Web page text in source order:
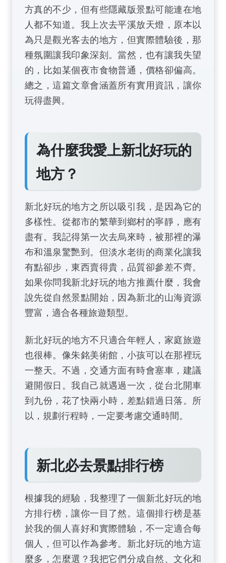
方真的不少，但有些隱藏版景點可能連在地
人都不知道。我上次去平溪放天燈，原本以
為只是觀光客去的地方，但實際體驗後，那
種氛圍讓我印象深刻。當然，也有讓我失望
的，比如某個夜市食物普通，價格卻偏高。
總之，這篇文章會涵蓋所有實用資訊，讓你
玩得盡興。
為什麼我愛上新北好玩的
地方？
新北好玩的地方之所以吸引我，是因為它的
多樣性。從都市的繁華到鄉村的寧靜，應有
盡有。我記得第一次去烏來時，被那裡的瀑
布和溫泉驚艷到。但淡水老街的商業化讓我
有點卻步，東西賣得貴，品質卻參差不齊。
如果你問我新北好玩的地方推薦什麼，我會
說先從自然景點開始，因為新北的山海資源
豐富，適合各種旅遊類型。
新北好玩的地方不只適合年輕人，家庭旅遊
也很棒。像朱銘美術館，小孩可以在那裡玩
一整天。不過，交通方面有時會塞車，建議
避開假日。我自己就遇過一次，從台北開車
到九份，花了快兩小時，差點錯過日落。所
以，規劃行程時，一定要考慮交通時間。
新北必去景點排行榜
根據我的經驗，我整理了一個新北好玩的地
方排行榜，讓你一目了然。這個排行榜是基
於我的個人喜好和實際體驗，不一定適合每
個人，但可以作為參考。新北好玩的地方這
麼多，怎麼選？我把它們分成自然、文化和